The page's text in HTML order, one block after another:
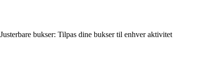
Justerbare bukser: Tilpas dine bukser til enhver aktivitet